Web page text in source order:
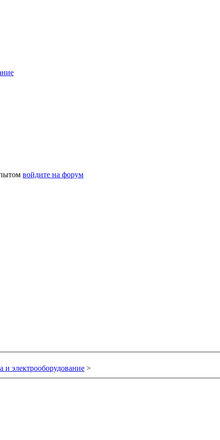
войдите на форум
и электрооборудование >